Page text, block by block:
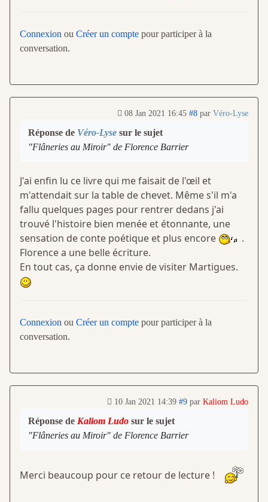
Connexion ou Créer un compte pour participer à la
conversation.
08 Jan 2021 16:45 #8 par Véro-Lyse
Réponse de Véro-Lyse sur le sujet
"Flâneries au Miroir" de Florence Barrier
J'ai enfin lu ce livre qui me faisait de l'œil et
m'attendait sur la table de chevet. Même s'il m'a
fallu quelques pages pour rentrer dedans j'ai
trouvé l'histoire bien menée et étonnante, une
sensation de conte poétique et plus encore
.
Florence a une belle écriture.
En tout cas, ça donne envie de visiter Martigues.
Connexion ou Créer un compte pour participer à la
conversation.
10 Jan 2021 14:39 #9 par Kaliom Ludo
Réponse de Kaliom Ludo sur le sujet
"Flâneries au Miroir" de Florence Barrier
Merci beaucoup pour ce retour de lecture !